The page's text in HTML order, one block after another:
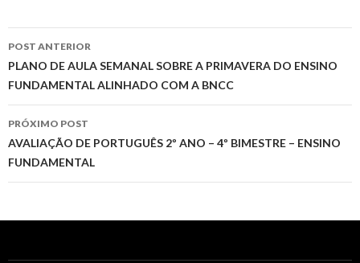
h
a
Navegação
do
post
POST ANTERIOR
PLANO DE AULA SEMANAL SOBRE A PRIMAVERA DO ENSINO
FUNDAMENTAL ALINHADO COM A BNCC
PRÓXIMO POST
AVALIAÇÃO DE PORTUGUÊS 2º ANO – 4º BIMESTRE – ENSINO
FUNDAMENTAL